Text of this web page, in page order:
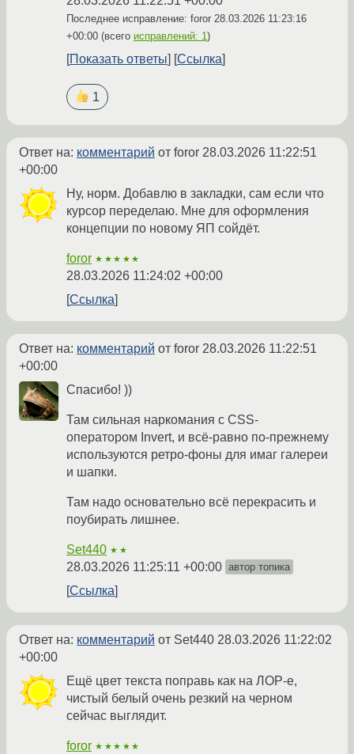
Последнее исправление: foror 28.03.2026 11:23:16
+00:00 (всего исправлений: 1)
Показать ответы Ссылка
1
Ответ на: комментарий от foror 28.03.2026 11:22:51
+00:00
Ну, норм. Добавлю в закладки, сам если что
курсор переделаю. Мне для оформления
концепции по новому ЯП сойдёт.
foror ★★★★★
28.03.2026 11:24:02 +00:00
Ссылка
Ответ на: комментарий от foror 28.03.2026 11:22:51
+00:00
Спасибо! ))
Там сильная наркомания с CSS-
оператором Invert, и всё-равно по-прежнему
используются ретро-фоны для имаг галереи
и шапки.
Там надо основательно всё перекрасить и
поубирать лишнее.
Set440 ★★
28.03.2026 11:25:11 +00:00 автор топика
Ссылка
Ответ на: комментарий от Set440 28.03.2026 11:22:02
+00:00
Ещё цвет текста поправь как на ЛОР-е,
чистый белый очень резкий на черном
сейчас выглядит.
foror ★★★★★